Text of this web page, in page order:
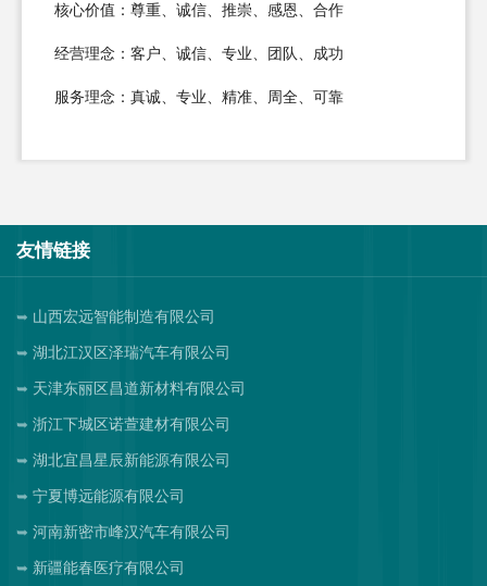
核心价值：尊重、诚信、推崇、感恩、合作
经营理念：客户、诚信、专业、团队、成功
服务理念：真诚、专业、精准、周全、可靠
友情链接
山西宏远智能制造有限公司
湖北江汉区泽瑞汽车有限公司
天津东丽区昌道新材料有限公司
浙江下城区诺萱建材有限公司
湖北宜昌星辰新能源有限公司
宁夏博远能源有限公司
河南新密市峰汉汽车有限公司
新疆能春医疗有限公司